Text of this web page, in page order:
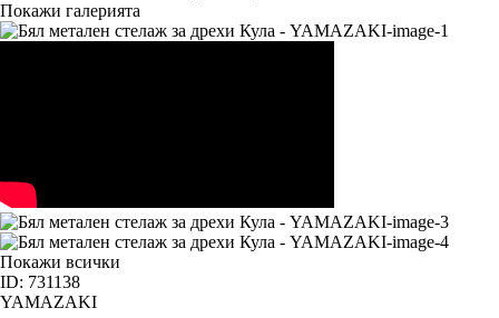
Покажи галерията
Покажи всички
ID: 731138
YAMAZAKI